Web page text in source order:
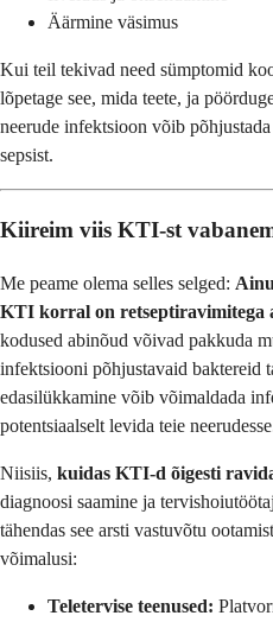
Äärmine väsimus
Kui teil tekivad need sümptomid
lõpetage see, mida teete, ja
neerude infektsioon võib
sepsist.
Kiireim viis KTI-st
Me peame olema selles selged:
KTI korral on retseptiravimitega
kodused abinõud võivad pakkuda
infektsiooni põhjustavaid baktereid
edasilükkamine võib võimaldada
potentsiaalselt levida teie
Niisiis, kuidas KTI-d õigesti
diagnoosi saamine ja
tähendas see arsti vastuvõtu
võimalusi:
Teletervise teenused: